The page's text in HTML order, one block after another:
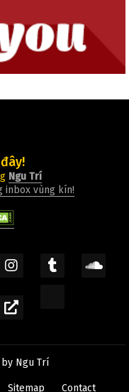
Ngu Trí
inbox vùng kín!
Ngu Trí
Sitemap Contact